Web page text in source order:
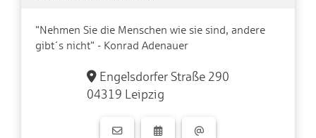
"Nehmen Sie die Menschen wie sie sind, andere
gibt´s nicht" - Konrad Adenauer
Engelsdorfer Straße 290
04319 Leipzig